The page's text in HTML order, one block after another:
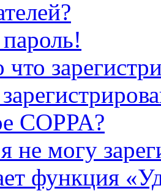
что
COPPA?
не могу
функция